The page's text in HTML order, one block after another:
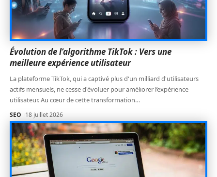
Évolution de l’algorithme TikTok : Vers une
meilleure expérience utilisateur
La plateforme TikTok, qui a captivé plus d'un milliard d'utilisateurs
actifs mensuels, ne cesse d'évoluer pour améliorer l’expérience
utilisateur. Au cœur de cette transformation…
SEO 18 juillet 2026